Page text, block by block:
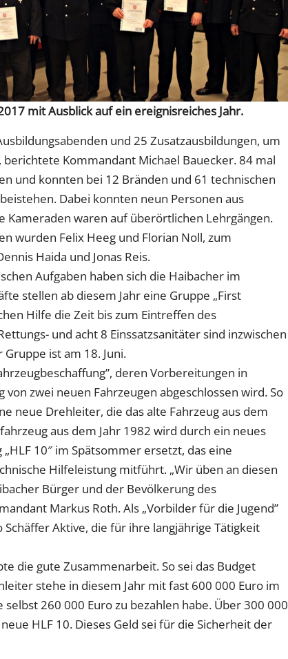
mit Ausblick auf ein ereignisreiches Jahr.
und 25 Zusatzausbildungen, um
Kommandant Michael Bauecker. 84 mal
und konnten bei 12 Bränden und 61 technischen
Dabei konnten neun Personen aus
Kameraden waren auf überörtlichen Lehrgängen.
wurden Felix Heeg und Florian Noll, zum
Haida und Jonas Reis.
Aufgaben haben sich die Haibacher im
stellen ab diesem Jahr eine Gruppe „First
Hilfe die Zeit bis zum Eintreffen des
und acht 8 Einssatzsanitäter sind inzwischen
ist am 18. Juni.
deren Vorbereitungen in
zwei neuen Fahrzeugen abgeschlossen wird. So
neue Drehleiter, die das alte Fahrzeug aus dem
aus dem Jahr 1982 wird durch ein neues
10″ im Spätsommer ersetzt, das eine
Hilfeleistung mitführt. „Wir üben an diesen
Bürger und der Bevölkerung des
Markus Roth. Als „Vorbilder für die Jugend”
Aktive, die für ihre langjährige Tätigkeit
die gute Zusammenarbeit. So sei das Budget
stehe in diesem Jahr mit fast 600 000 Euro im
260 000 Euro zu bezahlen habe. Über 300 000
HLF 10. Dieses Geld sei für die Sicherheit der